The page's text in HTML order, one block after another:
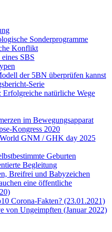
Sonderprogramme
Konflikt
SBS
der 5BN überprüfen kannst
Serie
natürliche Wege
im Bewegungsapparat
Kongress 2020
World GNM / GHK day 2025
Geburten
Begleitung
Breifrei und Babyzeichen
eine öffentliche
Corona-Fakten? (23.01.2021)
von Ungeimpften (Januar 2022)